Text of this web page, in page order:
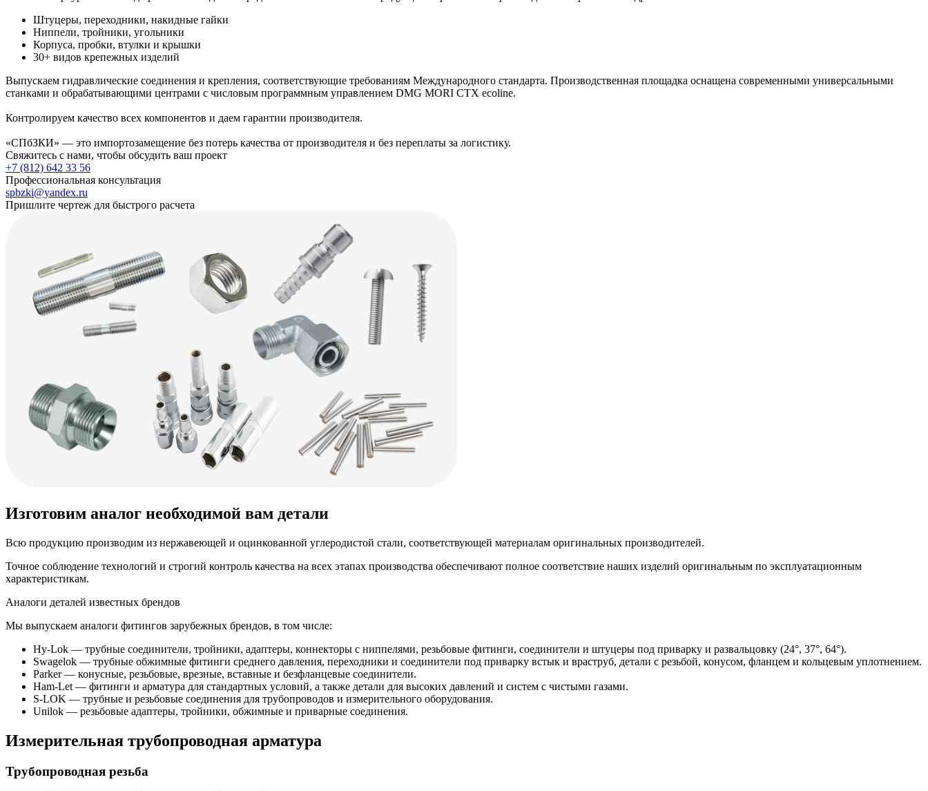
Штуцеры, переходники, накидные гайки
Ниппели, тройники, угольники
Корпуса, пробки, втулки и крышки
30+ видов крепежных изделий
Выпускаем гидравлические соединения и крепления, соответствующие требованиям Международного стандарта. Производственная площадка оснащена современными универсальными
станками и обрабатывающими центрами с числовым программным управлением DMG MORI CTX ecoline.
Контролируем качество всех компонентов и даем гарантии производителя.
«СПбЗКИ» — это импортозамещение без потерь качества от производителя и без переплаты за логистику.
Свяжитесь с нами, чтобы обсудить ваш проект
+7 (812) 642 33 56
Профессиональная консультация
spbzki@yandex.ru
Пришлите чертеж для быстрого расчета
Изготовим аналог необходимой вам детали
Всю продукцию производим из нержавеющей и оцинкованной углеродистой стали, соответствующей материалам оригинальных производителей.
Точное соблюдение технологий и строгий контроль качества на всех этапах производства обеспечивают полное соответствие наших изделий оригинальным по эксплуатационным
характеристикам.
Аналоги деталей известных брендов
Мы выпускаем аналоги фитингов зарубежных брендов, в том числе:
Hy-Lok — трубные соединители, тройники, адаптеры, коннекторы с ниппелями, резьбовые фитинги, соединители и штуцеры под приварку и развальцовку (24°, 37°, 64°).
Swagelok — трубные обжимные фитинги среднего давления, переходники и соединители под приварку встык и враструб, детали с резьбой, конусом, фланцем и кольцевым уплотнением.
Parker — конусные, резьбовые, врезные, вставные и безфланцевые соединители.
Ham-Let — фитинги и арматура для стандартных условий, а также детали для высоких давлений и систем с чистыми газами.
S-LOK — трубные и резьбовые соединения для трубопроводов и измерительного оборудования.
Unilok — резьбовые адаптеры, тройники, обжимные и приварные соединения.
Измерительная трубопроводная арматура
Трубопроводная резьба